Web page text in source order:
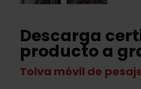
Descarga
producto a
Tolva móvil de